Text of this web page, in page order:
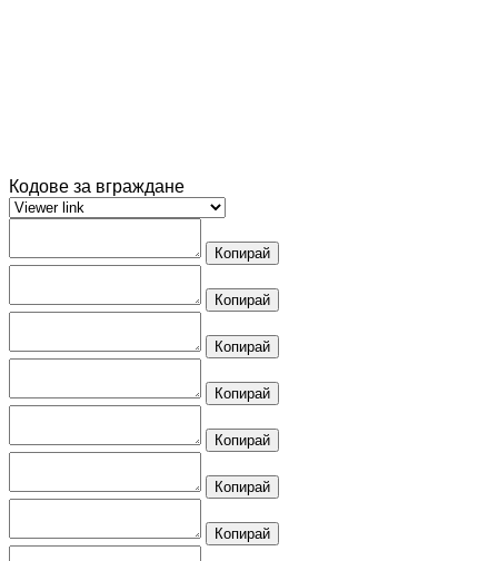
Кодове за вграждане
Копирай
Копирай
Копирай
Копирай
Копирай
Копирай
Копирай